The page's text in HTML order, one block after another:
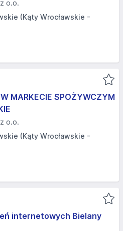
o.o.
(Kąty Wrocławskie -
MARKECIE SPOŻYWCZYM
o.o.
(Kąty Wrocławskie -
internetowych Bielany